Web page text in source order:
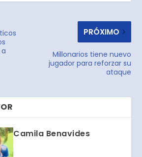
PRÓXIMO
Millonarios tiene nuevo
jugador para reforzar su
ataque
Camila Benavides